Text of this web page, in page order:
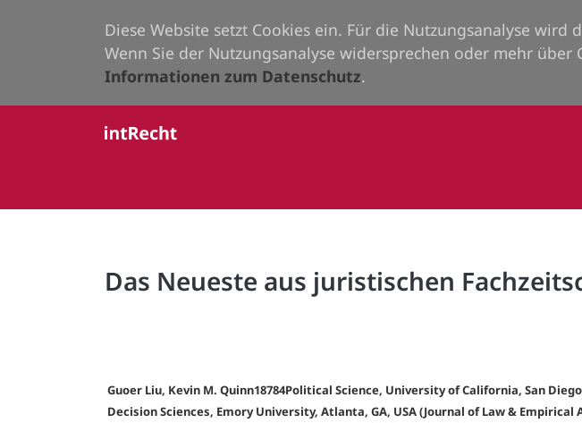
Diese Website setzt Cookies ein. Für die Nutzungsanalyse wird
Wenn Sie der Nutzungsanalyse widersprechen oder mehr über
Informationen zum Datenschutz.
Das Neueste aus juristischen
Guoer Liu, Kevin M. Quinn18784Political Science, University of California, San
Decision Sciences, Emory University, Atlanta, GA, USA (Journal of Law & Empirical